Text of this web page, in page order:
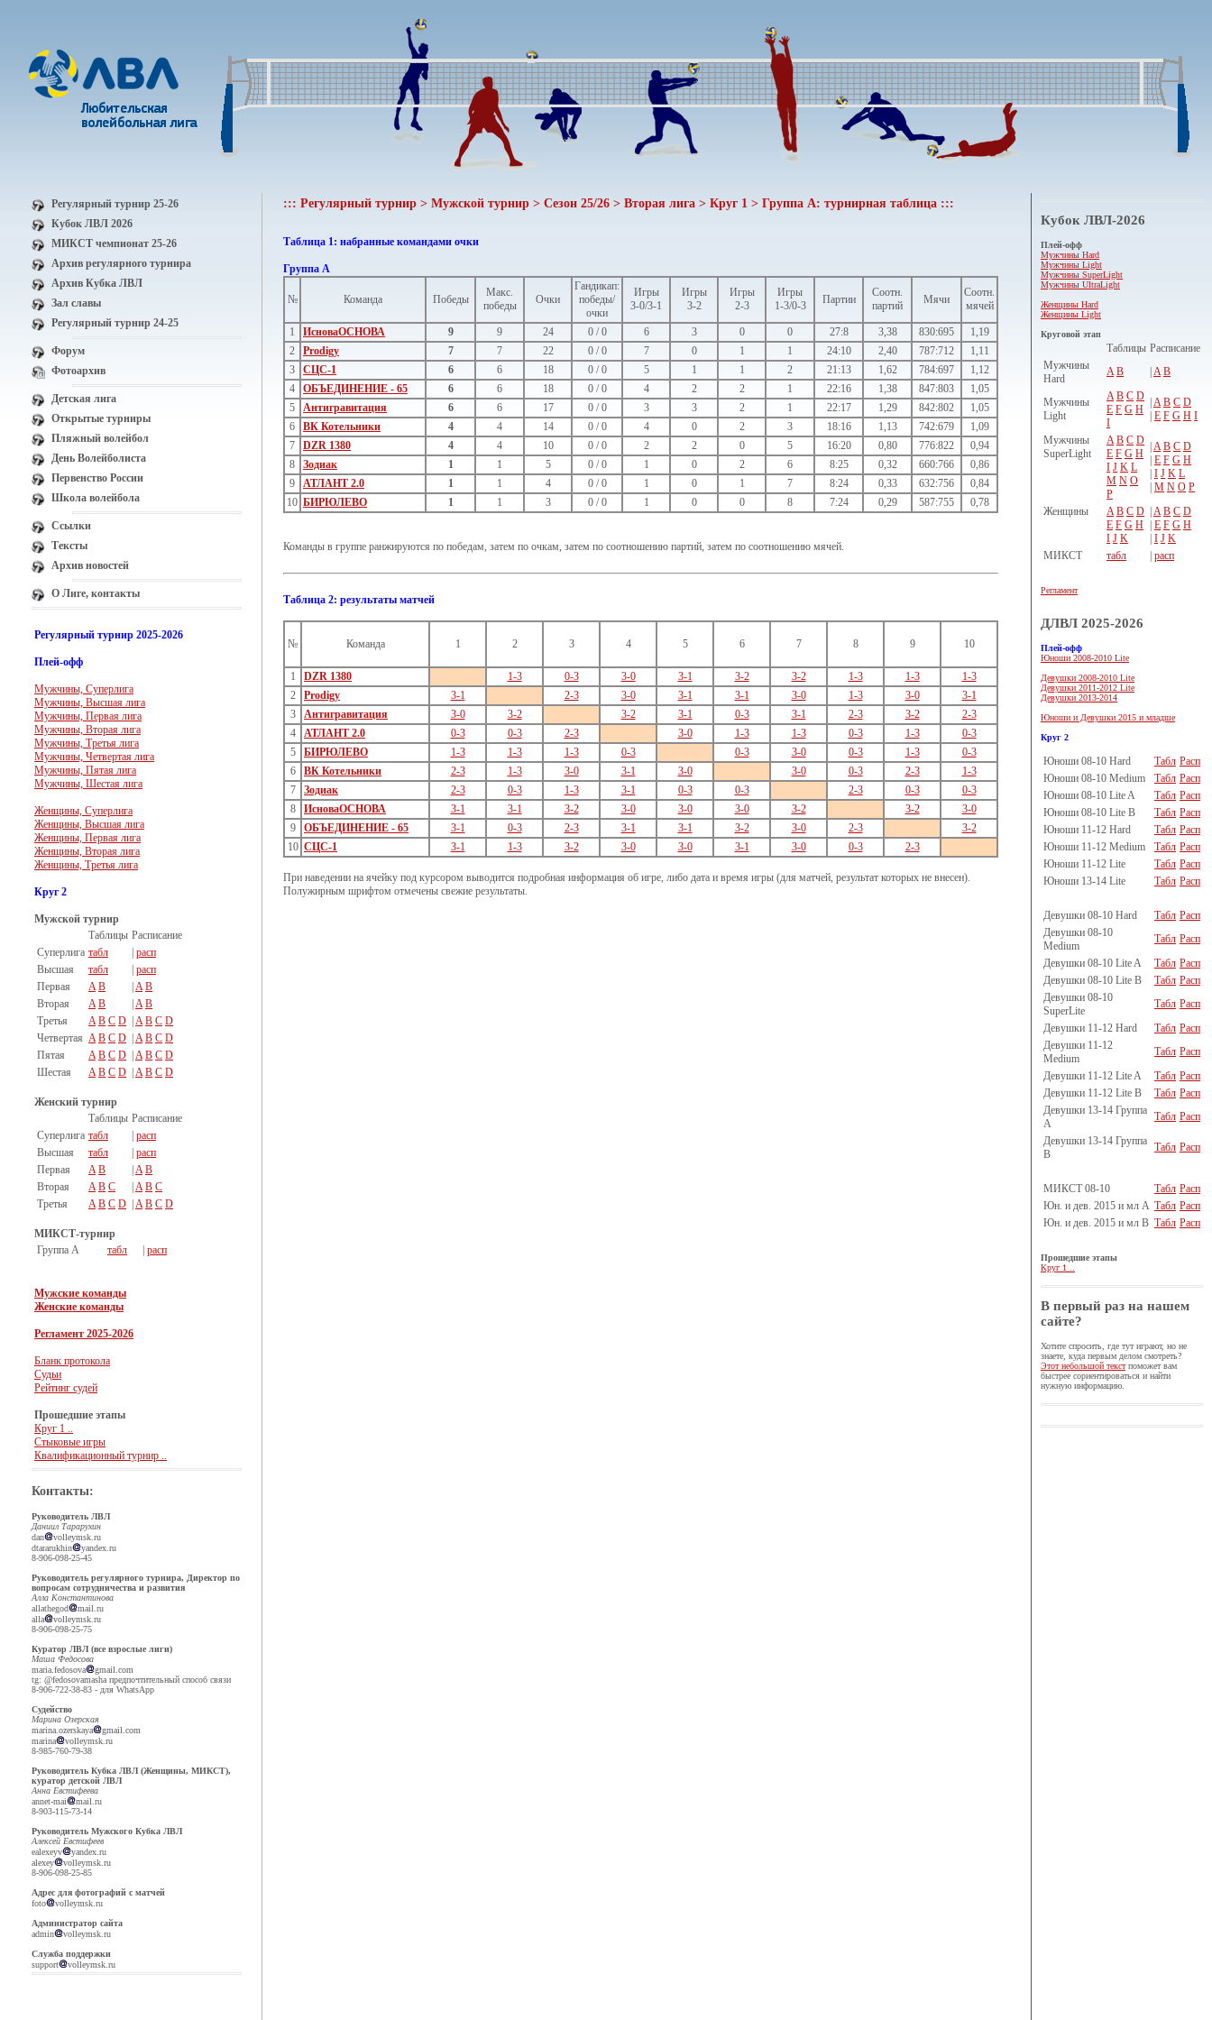
Регулярный турнир 25-26
Кубок ЛВЛ 2026
МИКСТ чемпионат 25-26
Архив регулярного турнира
Архив Кубка ЛВЛ
Зал славы
Регулярный турнир 24-25
Форум
Фотоархив
Детская лига
Открытые турниры
Пляжный волейбол
День Волейболиста
Первенство России
Школа волейбола
Ссылки
Тексты
Архив новостей
О Лиге, контакты
Регулярный турнир 2025-2026
Плей-офф
Мужчины, Суперлига
Мужчины, Высшая лига
Мужчины, Первая лига
Мужчины, Вторая лига
Мужчины, Третья лига
Мужчины, Четвертая лига
Мужчины, Пятая лига
Мужчины, Шестая лига
Женщины, Суперлига
Женщины, Высшая лига
Женщины, Первая лига
Женщины, Вторая лига
Женщины, Третья лига
Круг 2
Мужской турнир
Таблицы Расписание
Суперлига табл
расп
Высшая
табл
расп
Первая
A B A B
Вторая
A B A B
Третья
A B C D A B C D
Четвертая A B C D A B C D
Пятая
A B C D A B C D
Шестая
A B C D A B C D
Женский турнир
Таблицы Расписание
Суперлига табл
расп
Высшая
табл
расп
Первая
A B A B
Вторая
A B C A B C
Третья
A B C D A B C D
МИКСТ-турнир
Группа А
табл расп
Мужские команды
Женские команды
Регламент 2025-2026
Бланк протокола
Судьи
Рейтинг судей
Прошедшие этапы
Круг 1 ..
Стыковые игры
Квалификационный турнир ..
Контакты:
Руководитель ЛВЛ
Даниил Тарарухин
dan
volleymsk.ru
dtararukhin
yandex.ru
8-906-098-25-45
Руководитель регулярного турнира, Директор по
вопросам сотрудничества и развития
Алла Константинова
allathegod
mail.ru
alla
volleymsk.ru
8-906-098-25-75
Куратор ЛВЛ (все взрослые лиги)
Маша Федосова
maria.fedosova
gmail.com
tg: @fedosovamasha предпочтительный способ связи
8-906-722-38-83 - для WhatsApp
Судейство
Марина Озерская
marina.ozerskaya
gmail.com
marina
volleymsk.ru
8-985-760-79-38
Руководитель Кубка ЛВЛ (Женщины, МИКСТ),
куратор детской ЛВЛ
Анна Евстифеева
annet-mai
mail.ru
8-903-115-73-14
Руководитель Мужского Кубка ЛВЛ
Алексей Евстифеев
ealexeyv
yandex.ru
alexey
volleymsk.ru
8-906-098-25-85
Адрес для фотографий с матчей
foto
volleymsk.ru
Администратор сайта
admin
volleymsk.ru
Служба поддержки
support
volleymsk.ru
::: Регулярный турнир > Мужской турнир > Сезон 25/26 > Вторая лига > Круг 1 > Группа А: турнирная таблица :::
Таблица 1: набранные командами очки
Группа А
№ Команда Победы
Макс.
победы
Очки
Гандикап:
победы/
очки
Игры
3-0/3-1
Игры
3-2
Игры
2-3
Игры
1-3/0-3
Партии
Соотн.
партий
Мячи
Соотн.
мячей
1 ИсноваОСНОВА 9 9 24 0 / 0 6 3 0 0 27:8 3,38 830:695
1,19
2
Prodigy 7 7 22 0 / 0 7 0 1 1 24:10 2,40 787:712
1,11
3
СЦС-1 6 6 18 0 / 0 5 1 1 2 21:13 1,62 784:697
1,12
4
ОБЪЕДИНЕНИЕ - 65 6 6 18 0 / 0 4 2 2 1 22:16 1,38 847:803
1,05
5
Антигравитация 6 6 17 0 / 0 3 3 2 1 22:17 1,29 842:802
1,05
6
ВК Котельники 4 4 14 0 / 0 4 0 2 3 18:16 1,13 742:679
1,09
7
DZR 1380 4 4 10 0 / 0 2 2 0 5 16:20 0,80 776:822
0,94
8
Зодиак 1 1 5 0 / 0 1 0 2 6 8:25 0,32 660:766
0,86
9
АТЛАНТ 2.0 1 1 4 0 / 0 1 0 1 7 8:24 0,33 632:756
0,84
10 БИРЮЛЕВО 1 1 3 0 / 0 1 0 0 8 7:24 0,29 587:755 0,78
Команды в группе ранжируются по победам, затем по очкам, затем по соотношению партий, затем по соотношению мячей.
Таблица 2: результаты матчей
№ Команда 1 2 3 4 5 6 7 8 9 10
1 DZR 1380 1-3 0-3 3-0 3-1 3-2 3-2 1-3 1-3
1-3
2
Prodigy 3-1 2-3 3-0 3-1 3-1 3-0 1-3 3-0
3-1
3
Антигравитация 3-0 3-2 3-2 3-1 0-3 3-1 2-3 3-2
2-3
4
АТЛАНТ 2.0 0-3 0-3 2-3 3-0 1-3 1-3 0-3 1-3
0-3
5
БИРЮЛЕВО 1-3 1-3 1-3 0-3 0-3 3-0 0-3 1-3
0-3
6
ВК Котельники 2-3 1-3 3-0 3-1 3-0 3-0 0-3 2-3
1-3
7
Зодиак 2-3 0-3 1-3 3-1 0-3 0-3 2-3 0-3
0-3
8
ИсноваОСНОВА 3-1 3-1 3-2 3-0 3-0 3-0 3-2 3-2
3-0
9
ОБЪЕДИНЕНИЕ - 65 3-1 0-3 2-3 3-1 3-1 3-2 3-0 2-3
3-2
10 СЦС-1 3-1 1-3 3-2 3-0 3-0 3-1 3-0 0-3 2-3
При наведении на ячейку под курсором выводится подробная информация об игре, либо дата и время игры (для матчей, результат которых не внесен).
Полужирным шрифтом отмечены свежие результаты.
Кубок ЛВЛ-2026
Плей-офф
Мужчины Hard
Мужчины Light
Мужчины SuperLight
Мужчины UltraLight
Женщины Hard
Женщины Light
Круговой этап
Таблицы Расписание
Мужчины
Hard
A B |A B
Мужчины
Light
A B C D
E F G H
I
|A B C D
| E F G H I
Мужчины
SuperLight
A B C D
E F G H
I J K L
M N O
P
|A B C D
| E F G H
| I J K L
| M N O P
Женщины
A B C D
E F G H
I J K
|A B C D
| E F G H
| I J K
МИКСТ
табл | расп
Регламент
ДЛВЛ 2025-2026
Плей-офф
Юноши 2008-2010 Lite
Девушки 2008-2010 Lite
Девушки 2011-2012 Lite
Девушки 2013-2014
Юноши и Девушки 2015 и младше
Круг 2
Юноши 08-10 Hard Табл Расп
Юноши 08-10 Medium
Табл Расп
Юноши 08-10 Lite A
Табл Расп
Юноши 08-10 Lite B
Табл Расп
Юноши 11-12 Hard
Табл Расп
Юноши 11-12 Medium
Табл Расп
Юноши 11-12 Lite
Табл Расп
Юноши 13-14 Lite
Табл Расп
Девушки 08-10 Hard Табл Расп
Девушки 08-10
Medium
Табл Расп
Девушки 08-10 Lite A
Табл Расп
Девушки 08-10 Lite B
Табл Расп
Девушки 08-10
SuperLite
Табл Расп
Девушки 11-12 Hard
Табл Расп
Девушки 11-12
Medium
Табл Расп
Девушки 11-12 Lite A
Табл Расп
Девушки 11-12 Lite B
Табл Расп
Девушки 13-14 Группа
A
Табл Расп
Девушки 13-14 Группа
B
Табл Расп
МИКСТ 08-10 Табл Расп
Юн. и дев. 2015 и мл A Табл Расп
Юн. и дев. 2015 и мл B Табл Расп
Прошедшие этапы
Круг 1 ..
В первый раз на нашем
сайте?
Хотите спросить, где тут играют, но не
знаете, куда первым делом смотреть?
Этот небольшой текстпоможет вам
быстрее сориентироваться и найти
нужную информацию.